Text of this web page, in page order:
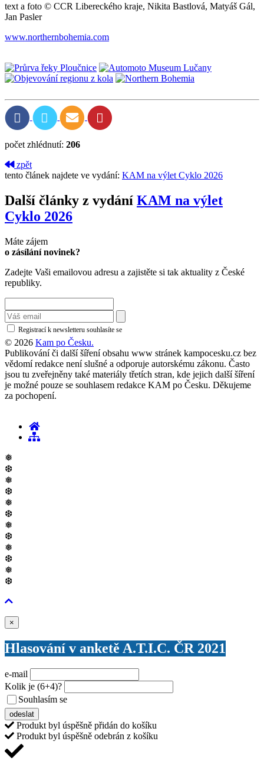
text a foto © CCR Libereckého kraje, Nikita Bastlová, Matyáš Gál,
Jan Pasler
www.northernbohemia.com
počet zhlédnutí: 206
zpět
tento článek najdete ve vydání: KAM na výlet Cyklo 2026
Další články z vydání KAM na výlet
Cyklo 2026
Máte zájem
o zásílání novinek?
Zadejte Vaši emailovou adresu a zajistěte si tak aktuality z České
republiky.
Registrací k newsletteru souhlasíte se
© 2026 Kam po Česku.
Publikování či další šíření obsahu www stránek kampocesku.cz bez
vědomí redakce není slušné a odporuje autorskému zákonu. Často
jsou tu zveřejněny také materiály třetích stran, kde jejich další šíření
je možné pouze se souhlasem redakce KAM po Česku. Děkujeme
za pochopení.
❅
❆
❅
❆
❅
❆
❅
❆
❅
❆
❅
❆
×
Hlasování v anketě A.T.I.C. ČR 2021
e-mail
Kolik je (6+4)?
Souhlasím se
odeslat
Produkt byl úspěšně přidán do košíku
Produkt byl úspěšně odebrán z košíku